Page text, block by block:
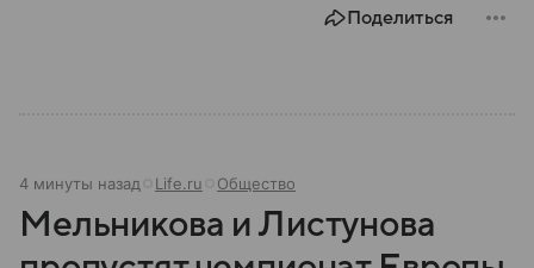
Поделиться
4 минуты назад Life.ru Общество
Мельникова и Листунова